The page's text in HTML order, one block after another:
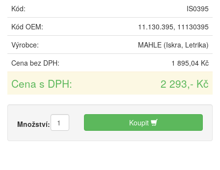
Kód:
IS0395
Kód OEM:
11.130.395, 11130395
Výrobce:
MAHLE (Iskra, Letrika)
Cena bez DPH:
1 895,04 Kč
Cena s DPH: 2 293,- Kč
Množství: Koupit